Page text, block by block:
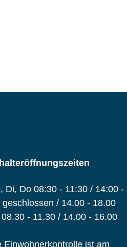
Di, Do 08:30 - 11:30 / 14:00 -
geschlossen / 14.00 - 18.00
08.30 - 11.30 / 14.00 - 16.00
Einwohnerkontrolle ist am